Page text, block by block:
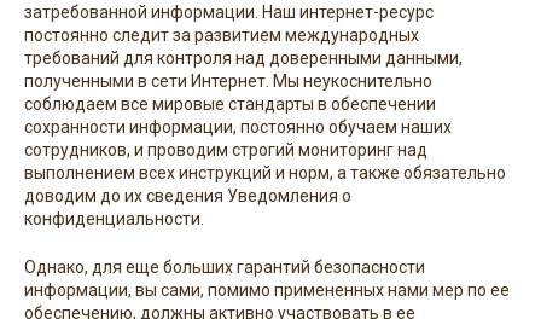
затребованной информации. Наш интернет-ресурс
постоянно следит за развитием международных
требований для контроля над доверенными данными,
полученными в сети Интернет. Мы неукоснительно
соблюдаем все мировые стандарты в обеспечении
сохранности информации, постоянно обучаем наших
сотрудников, и проводим строгий мониторинг над
выполнением всех инструкций и норм, а также обязательно
доводим до их сведения Уведомления о
конфиденциальности.
Однако, для еще больших гарантий безопасности
информации, вы сами, помимо примененных нами мер по ее
обеспечению, должны активно участвовать в ее